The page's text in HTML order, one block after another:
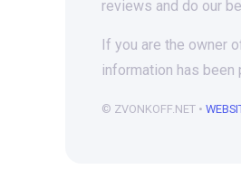
reviews and do our
If you are the owner
information has
© ZVONKOFF.NET •